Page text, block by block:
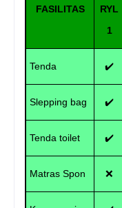
FASILITAS
RYL
1
Tenda ✔️
Slepping bag ✔️
Tenda toilet ✔️
Matras Spon ❌